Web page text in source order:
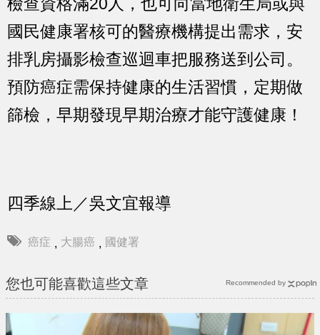
國民健康署核可的醫療機構提出需求，安
排乳房攝影檢查巡迴車把服務送到公司。
預防癌症需保持健康的生活習慣，定期做
篩檢，早期發現早期治療才能守護健康！
四季線上／吳文宜報導
癌症 , 大腸癌 , 國健署
您也可能喜歡這些文章 Recommended by